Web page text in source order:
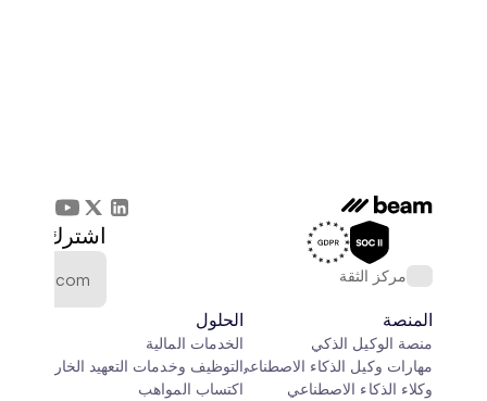
مركز الثقة
اشترك في
المنصة
منصة الوكيل الذكي
مهارات وكيل الذكاء الاصطناعي
وكلاء الذكاء الاصطناعي
الحلول
الخدمات المالية
التوظيف وخدمات التعهيد الخارجي
اكتساب المواهب